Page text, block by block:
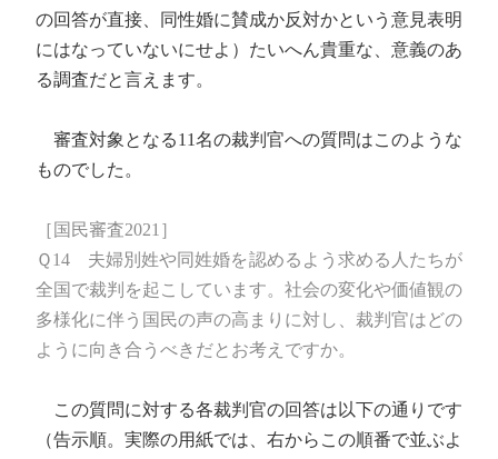
の回答が直接、同性婚に賛成か反対かという意見表明
にはなっていないにせよ）たいへん貴重な、意義のあ
る調査だと言えます。
審査対象となる11名の裁判官への質問はこのような
ものでした。
［国民審査2021］
Ｑ14 夫婦別姓や同姓婚を認めるよう求める人たちが
全国で裁判を起こしています。社会の変化や価値観の
多様化に伴う国民の声の高まりに対し、裁判官はどの
ように向き合うべきだとお考えですか。
この質問に対する各裁判官の回答は以下の通りです
（告示順。実際の用紙では、右からこの順番で並ぶよ